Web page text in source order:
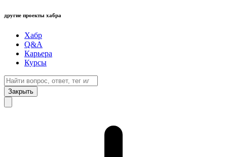
другие проекты хабра
Хабр
Q&A
Карьера
Курсы
Закрыть